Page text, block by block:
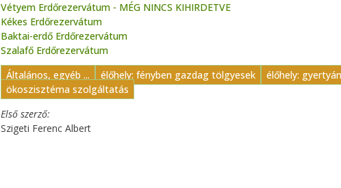
Vétyem Erdőrezervátum - MÉG NINCS KIHIRDETVE
Kékes Erdőrezervátum
Baktai-erdő Erdőrezervátum
Szalafő Erdőrezervátum
Általános, egyéb ...
élőhely: fényben gazdag tölgyesek
élőhely:
ökoszisztéma szolgáltatás
Első szerző
Szigeti Ferenc Albert